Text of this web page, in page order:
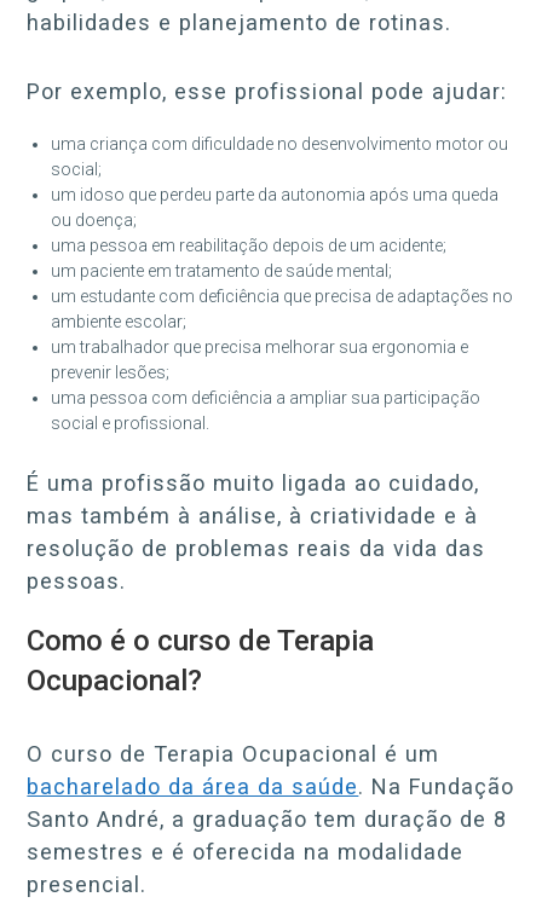
habilidades e planejamento de rotinas.
Por exemplo, esse profissional pode ajudar:
uma criança com dificuldade no desenvolvimento motor ou
social;
um idoso que perdeu parte da autonomia após uma queda
ou doença;
uma pessoa em reabilitação depois de um acidente;
um paciente em tratamento de saúde mental;
um estudante com deficiência que precisa de adaptações no
ambiente escolar;
um trabalhador que precisa melhorar sua ergonomia e
prevenir lesões;
uma pessoa com deficiência a ampliar sua participação
social e profissional.
É uma profissão muito ligada ao cuidado,
mas também à análise, à criatividade e à
resolução de problemas reais da vida das
pessoas.
Como é o curso de Terapia
Ocupacional?
O curso de Terapia Ocupacional é um
bacharelado da área da saúde. Na Fundação
Santo André, a graduação tem duração de 8
semestres e é oferecida na modalidade
presencial.